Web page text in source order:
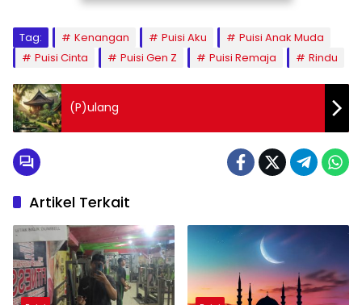
Tag: Kenangan Puisi Aku
Puisi Anak Muda
Puisi Cinta
Puisi Gen Z Puisi Remaja Rindu
(P)ulang
Artikel Terkait